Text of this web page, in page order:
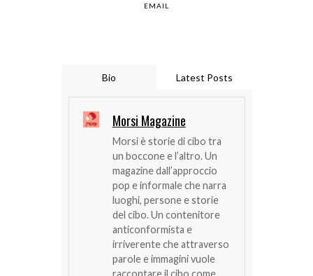
EMAIL
Bio Latest Posts
Morsi Magazine
Morsi è storie di cibo tra
un boccone e l’altro. Un
magazine dall’approccio
pop e informale che narra
luoghi, persone e storie
del cibo. Un contenitore
anticonformista e
irriverente che attraverso
parole e immagini vuole
raccontare il cibo come